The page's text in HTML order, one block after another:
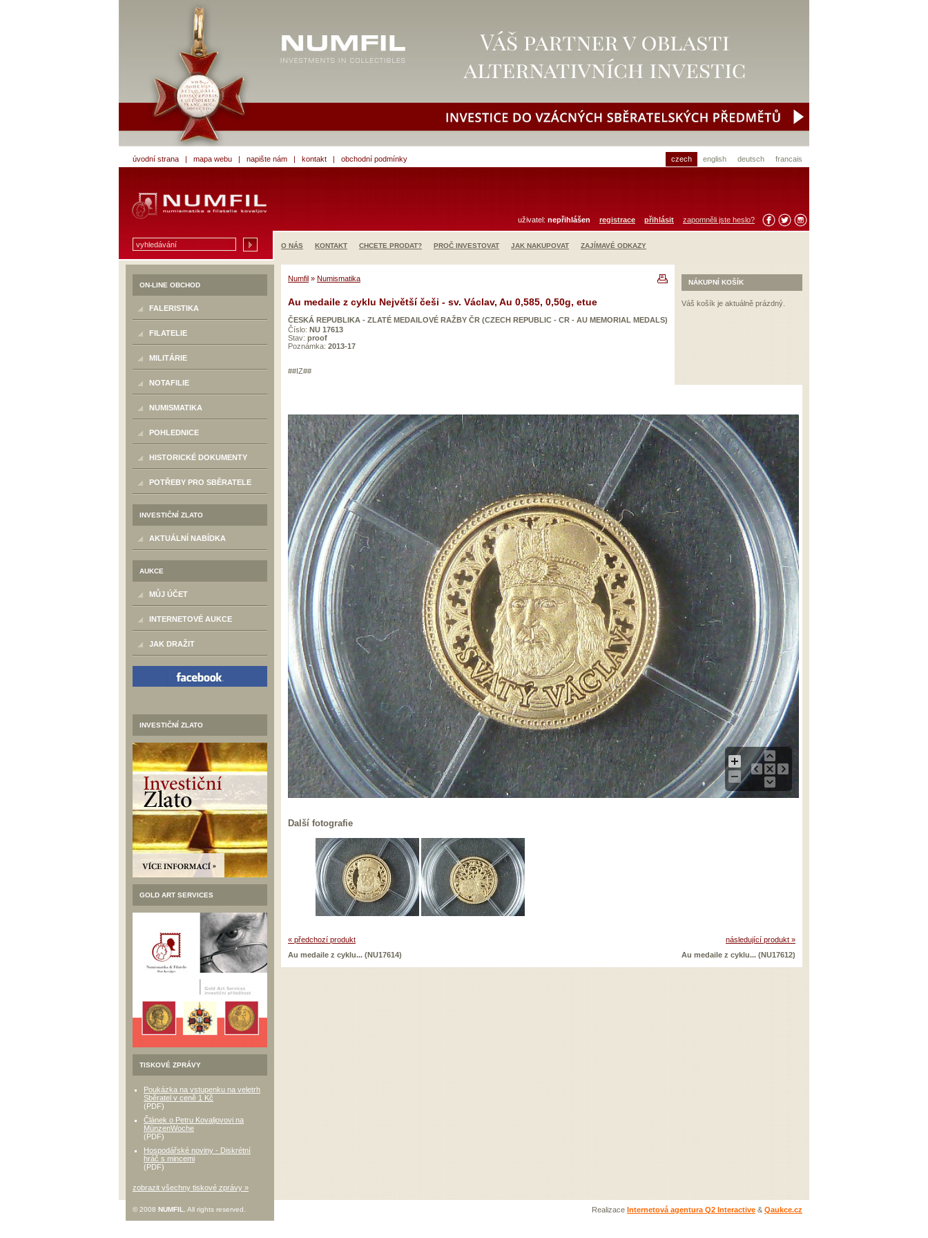
úvodní strana | mapa webu | napište nám | kontakt | obchodní podmínky francais
deutsch
english
czech
uživatel: nepřihlášen registrace přihlásit zapomněli jste heslo?
O NÁS KONTAKT CHCETE PRODAT? PROČ INVESTOVAT JAK NAKUPOVAT ZAJÍMAVÉ ODKAZY
ON-LINE OBCHOD
FALERISTIKA
FILATELIE
MILITÁRIE
NOTAFILIE
NUMISMATIKA
POHLEDNICE
HISTORICKÉ DOKUMENTY
POTŘEBY PRO SBĚRATELE
INVESTIČNÍ ZLATO
AKTUÁLNÍ NABÍDKA
AUKCE
MŮJ ÚČET
INTERNETOVÉ AUKCE
JAK DRAŽIT
INVESTIČNÍ ZLATO
GOLD ART SERVICES
TISKOVÉ ZPRÁVY
Poukázka na vstupenku na veletrh
Sběratel v ceně 1 Kč
(PDF)
Článek o Petru Kovaljovovi na
MünzenWoche
(PDF)
Hospodářské noviny - Diskrétní
hráč s mincemi
(PDF)
zobrazit všechny tiskové zprávy »
Numfil » Numismatika
Au medaile z cyklu Největší češi - sv. Václav, Au 0,585, 0,50g, etue
ČESKÁ REPUBLIKA - ZLATÉ MEDAILOVÉ RAŽBY ČR (CZECH REPUBLIC - CR - AU MEMORIAL MEDALS)
Číslo: NU 17613
Stav: proof
Poznámka: 2013-17
##IZ##
NÁKUPNÍ KOŠÍK
Váš košík je aktuálně prázdný.
Další fotografie
« předchozí produkt
Au medaile z cyklu... (NU17614)
následující produkt »
Au medaile z cyklu... (NU17612)
© 2008 NUMFIL , All rights reserved. Realizace Internetová agentura Q2 Interactive & Qaukce.cz